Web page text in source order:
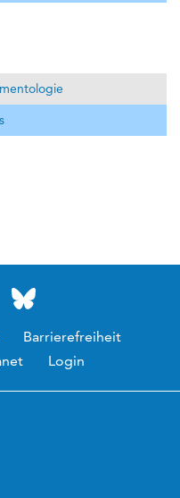
Barrierefreiheit
Login